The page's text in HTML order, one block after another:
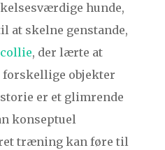
hunde,
at skelne genstande,
, der lærte at
forskellige objekter
er et glimrende
konseptuel
træning kan føre til